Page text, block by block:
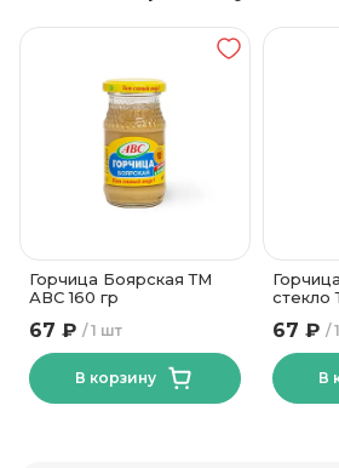
Горчица Боярская ТМ
АВС 160 гр
1 шт
67 ₽
В корзину
стекло
67 ₽
В